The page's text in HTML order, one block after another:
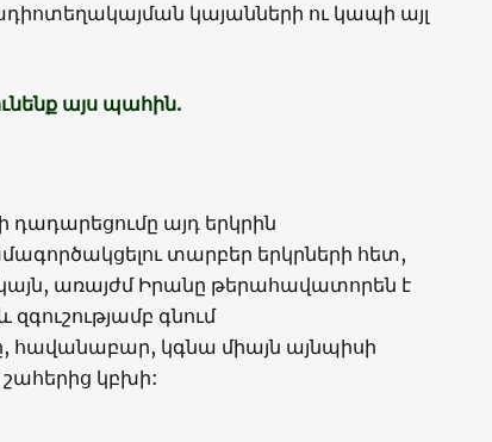
կայանների ու կապի այլ
այս պահին.
այդ երկրին
տարբեր երկրների հետ,
առայժմ Իրանը թերահավատորեն է
գնում
հավանաբար, կգնա միայն այնպիսի
կբխի: